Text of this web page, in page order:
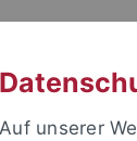
Auf unserer